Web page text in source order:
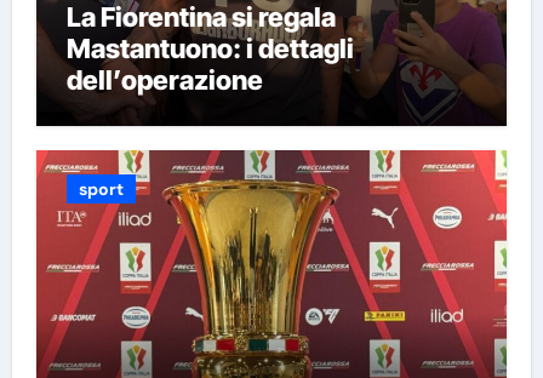
La Fiorentina si regala
Mastantuono: i dettagli
dell’operazione
sport